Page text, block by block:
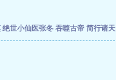
绝世小仙医张冬 吞噬古帝 简行诸天